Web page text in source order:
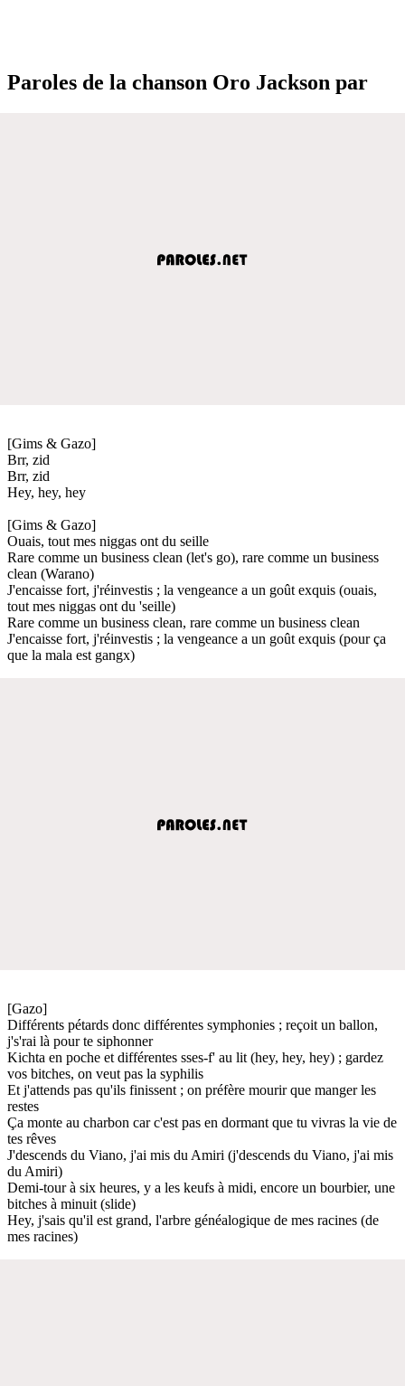
Paroles de la chanson Oro Jackson par
[Gims & Gazo]
Brr, zid
Brr, zid
Hey, hey, hey
[Gims & Gazo]
Ouais, tout mes niggas ont du seille
Rare comme un business clean (let's go), rare comme un business
clean (Warano)
J'encaisse fort, j'réinvestis ; la vengeance a un goût exquis (ouais,
tout mes niggas ont du 'seille)
Rare comme un business clean, rare comme un business clean
J'encaisse fort, j'réinvestis ; la vengeance a un goût exquis (pour ça
que la mala est gangx)
[Gazo]
Différеnts pétards donc différentes symphonies ; rеçoit un ballon,
j's'rai là pour te siphonner
Kichta en poche et différentes sses-f' au lit (hey, hey, hey) ; gardez
vos bitches, on veut pas la syphilis
Et j'attends pas qu'ils finissent ; on préfère mourir que manger les
restes
Ça monte au charbon car c'est pas en dormant que tu vivras la vie de
tes rêves
J'descends du Viano, j'ai mis du Amiri (j'descends du Viano, j'ai mis
du Amiri)
Demi-tour à six heures, y a les keufs à midi, encore un bourbier, une
bitches à minuit (slide)
Hey, j'sais qu'il est grand, l'arbre généalogique de mes racines (de
mes racines)